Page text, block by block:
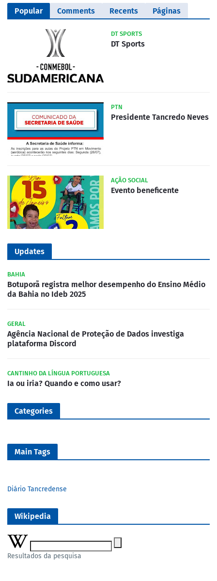
Popular Comments Recents Páginas
DT SPORTS
DT Sports
PTN
Presidente Tancredo Neves
AÇÃO SOCIAL
Evento beneficente
Updates
BAHIA
Botuporã registra melhor desempenho do Ensino Médio
da Bahia no Ideb 2025
GERAL
Agência Nacional de Proteção de Dados investiga
plataforma Discord
CANTINHO DA LÍNGUA PORTUGUESA
Ia ou iria? Quando e como usar?
Categories
Main Tags
Diário Tancredense
Wikipedia
Resultados da pesquisa